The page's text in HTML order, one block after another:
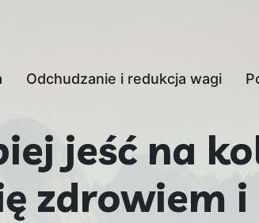
Odchudzanie i redukcja wagi
jeść na
zdrowiem